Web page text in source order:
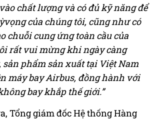
chất lượng và có đủ kỹ năng để
của chúng tôi, cũng như có
chuỗi cung ứng toàn cầu của
rất vui mừng khi ngày càng
phẩm sản xuất tại Việt Nam
máy bay Airbus, đồng hành với
bay khắp thế giới.”
Tổng giám đốc Hệ thống Hàng